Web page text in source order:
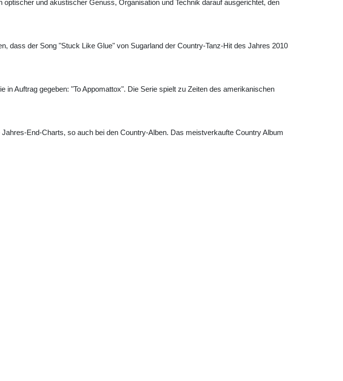
und akustischer Genuss, Organisation und Technik darauf ausgerichtet, den
dass der Song "Stuck Like Glue" von Sugarland der Country-Tanz-Hit des Jahres 2010
Auftrag gegeben: "To Appomattox". Die Serie spielt zu Zeiten des amerikanischen
End-Charts, so auch bei den Country-Alben. Das meistverkaufte Country Album